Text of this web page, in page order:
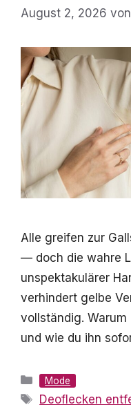
August 2, 2026 von
Alle greifen zur
— doch die wahre
unspektakulärer
verhindert gelbe
vollständig.
und wie du ihn
Kategorien
Mode
Schlagwörter
Deoflecken